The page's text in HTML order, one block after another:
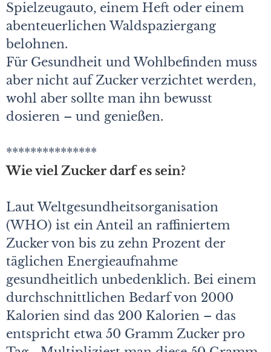
Spielzeugauto, einem Heft oder einem
abenteuerlichen Waldspaziergang
belohnen.
Für Gesundheit und Wohlbefinden muss
aber nicht auf Zucker verzichtet werden,
wohl aber sollte man ihn bewusst
dosieren – und genießen.
***************
Wie viel Zucker darf es sein?
Laut Weltgesundheitsorganisation
(WHO) ist ein Anteil an raffiniertem
Zucker von bis zu zehn Prozent der
täglichen Energieaufnahme
gesundheitlich unbedenklich. Bei einem
durchschnittlichen Bedarf von 2000
Kalorien sind das 200 Kalorien – das
entspricht etwa 50 Gramm Zucker pro